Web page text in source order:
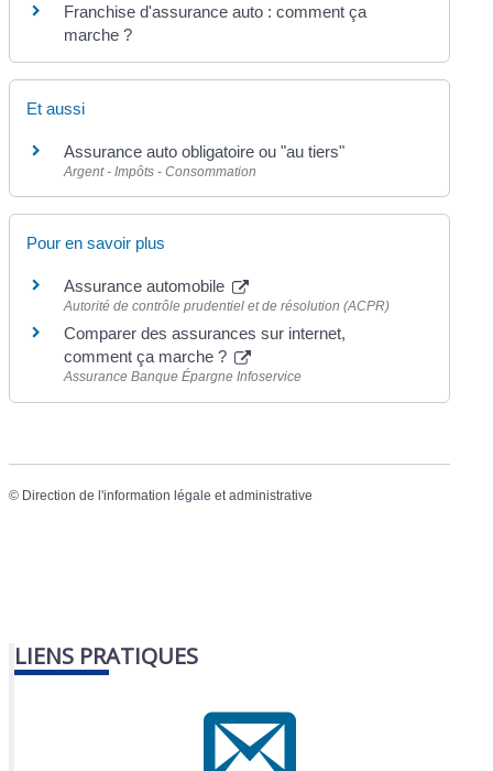
Franchise d'assurance auto : comment ça
marche ?
Et aussi
Assurance auto obligatoire ou "au tiers"
Argent - Impôts - Consommation
Pour en savoir plus
Assurance automobile
Autorité de contrôle prudentiel et de résolution (ACPR)
Comparer des assurances sur internet,
comment ça marche ?
Assurance Banque Épargne Infoservice
© Direction de l'information légale et administrative
LIENS PRATIQUES